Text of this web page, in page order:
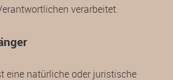
verarbeitet.
eine natürliche oder juristische